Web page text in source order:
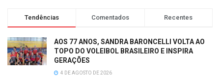
Tendências Comentados Recentes
AOS 77 ANOS, SANDRA BARONCELLI VOLTA AO
TOPO DO VOLEIBOL BRASILEIRO E INSPIRA
GERAÇÕES
4 DE AGOSTO DE 2026